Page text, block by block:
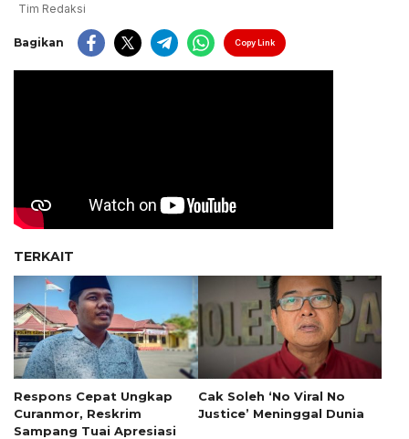
Tim Redaksi
Bagikan Copy Link
TERKAIT
Respons Cepat Ungkap
Curanmor, Reskrim
Sampang Tuai Apresiasi
Cak Soleh ‘No Viral No
Justice’ Meninggal Dunia